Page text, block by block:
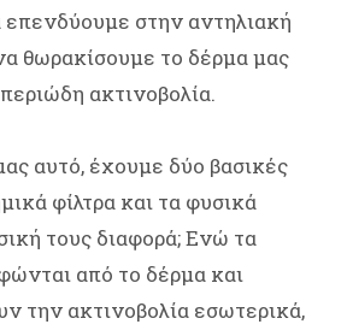
επενδύουμε στην αντηλιακή
θωρακίσουμε το δέρμα μας
ακτινοβολία.
αυτό, έχουμε δύο βασικές
φίλτρα και τα φυσικά
τους διαφορά; Ενώ τα
από το δέρμα και
την ακτινοβολία εσωτερικά,